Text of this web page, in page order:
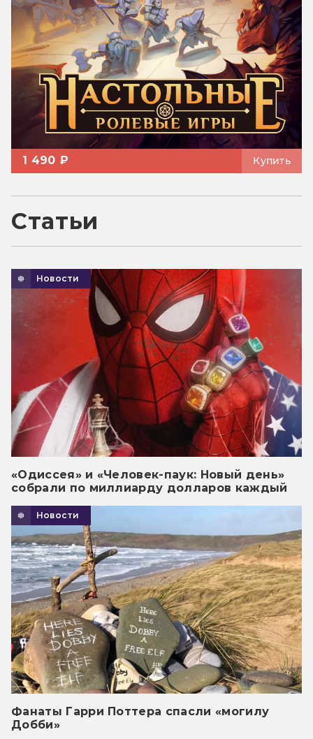
1 490 ₽ Купить
Статьи
Новости
«Одиссея» и «Человек-паук: Новый день»
собрали по миллиарду долларов каждый
Новости
Фанаты Гарри Поттера спасли «могилу
Добби»